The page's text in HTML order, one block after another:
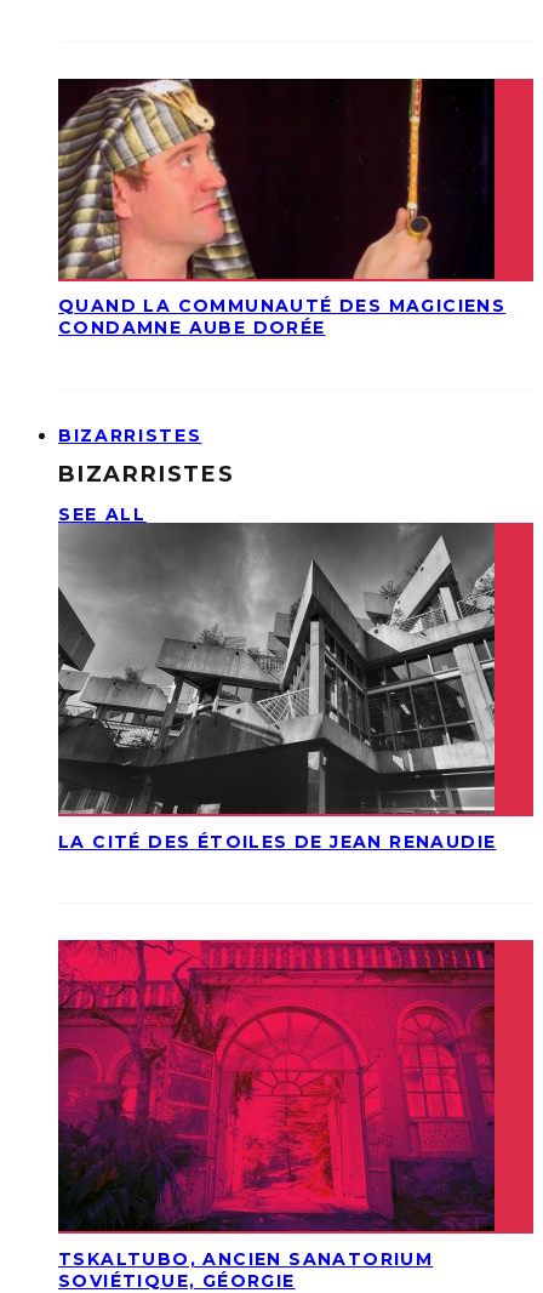
QUAND LA COMMUNAUTÉ DES MAGICIENS
CONDAMNE AUBE DORÉE
BIZARRISTES
BIZARRISTES
SEE ALL
LA CITÉ DES ÉTOILES DE JEAN RENAUDIE
TSKALTUBO, ANCIEN SANATORIUM
SOVIÉTIQUE, GÉORGIE